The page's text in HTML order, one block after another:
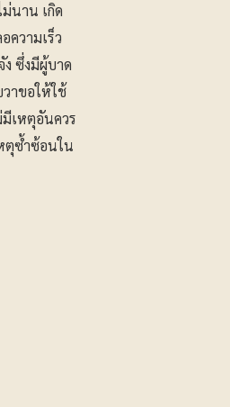
นาน เกิด
ความเร็ว
ซึ่งมีผู้บาด
าขอให้ใช้
เหตุอันควร
ตุซ้ำซ้อนใน